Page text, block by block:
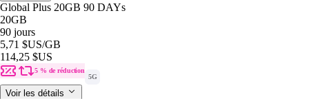
Global Plus 20GB 90 DAYs
20GB
90 jours
5,71 $US/GB
114,25 $US
5 % de réduction
5G
Voir les détails